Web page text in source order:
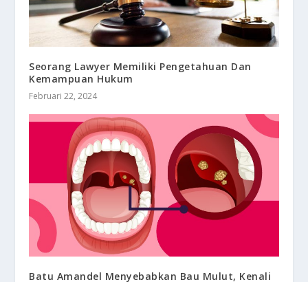
Seorang Lawyer Memiliki Pengetahuan Dan
Kemampuan Hukum
Februari 22, 2024
Batu Amandel Menyebabkan Bau Mulut, Kenali